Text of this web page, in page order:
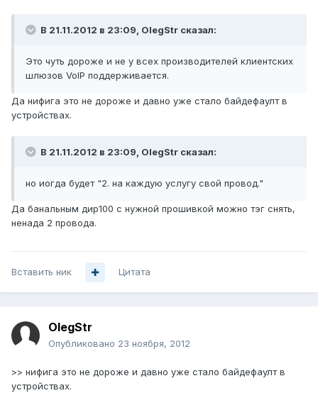
В 21.11.2012 в 23:09, OlegStr сказал:
Это чуть дороже и не у всех производителей клиентских
шлюзов VoIP поддерживается.
Да нифига это не дороже и давно уже стало байдефаулт в
устройствах.
В 21.11.2012 в 23:09, OlegStr сказал:
но иогда будет "2. на каждую услугу свой провод."
Да банальным дир100 с нужной прошивкой можно тэг снять,
ненада 2 провода.
Вставить ник Цитата
OlegStr
Опубликовано 23 ноября, 2012
>> нифига это не дороже и давно уже стало байдефаулт в
устройствах.